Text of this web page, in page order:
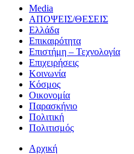
Media
ΑΠΟΨΕΙΣ/ΘΕΣΕΙΣ
Ελλάδα
Επικαιρότητα
Επιστήμη – Τεχνολογία
Επιχειρήσεις
Κοινωνία
Κόσμος
Οικονομία
Παρασκήνιο
Πολιτική
Πολιτισμός
Αρχική